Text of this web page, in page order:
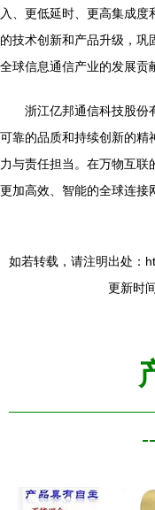
入、更低延时、更高集成
的技术创新和产品升级，巩
全球信息通信产业的发展贡
浙江亿邦通信科技股份
可靠的品质和持续创新的精
力与责任担当。在万物互联
更加高效、智能的全球连接
如若转载，请注明出处：
更新时